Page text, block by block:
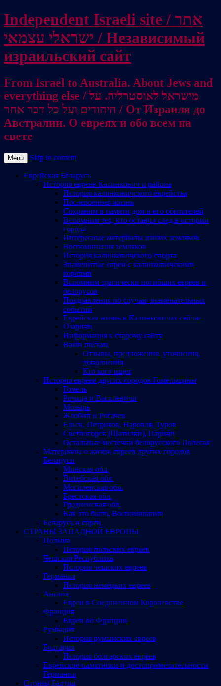
Independent Israeli site / אתר
ישראלי עצמאי / Независимый
израильский сайт
From Israel to Australia. About Jews and
everything else / מישראל לאוסטרליה. על
היהודים ועל כל דבר אחר / От Израиля до
Австралии. О евреях и обо всем на
свете
Menu Skip to content
Еврейская Беларусь
История евреев Калинкович и района
История калинковичского еврейства
Послевоенная жизнь
Сохраним в памяти дом и его обитателей
Вспомним тех, кто оставил след в истории
города
Интересные материалы наших земляков
Воспоминания земляков
История калинковичского спорта
Знаменитые евреи с калинковичскими
корнями
Вспомним трагически погибших евреев и
белорусов
Поздравления по случаю знаменательных
событий
Еврейская жизнь в Калинковичах сейчас
Озаричи
Информация к старому сайту
Ваши письма
Отзывы, предложения, уточнения,
дополнения
Кто кого ищет
История евреев других городов Гомельщины
Гомель
Речица и Василевичи
Мозырь
Жлобин и Рогачев
Ельск, Петриков, Наровля, Туров
Светлогорск (Шатилки), Паричи
Остальные местечки белорусского Полесья
Материалы о жизни евреев других городов
Беларуси
Минская обл.
Витебская обл.
Могилевская обл.
Брестская обл.
Гродненская обл.
Как это было. Воспоминания
Беларусь и евреи
СТРАНЫ ЗАПАДНОЙ ЕВРОПЫ
Польша
История польских евреев
Чешская Республика
История чешских евреев
Германия
История немецких евреев
Англия
Евреи в Соединенном Королевстве
Франция
Евреи во Франции
Румыния
История румынских евреев
Болгария
История болгарских евреев
Еврейские памятники и достопримечательности
Германии
Страны Балтии